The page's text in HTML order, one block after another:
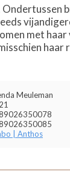
met
haar
Meuleman
| Anthos